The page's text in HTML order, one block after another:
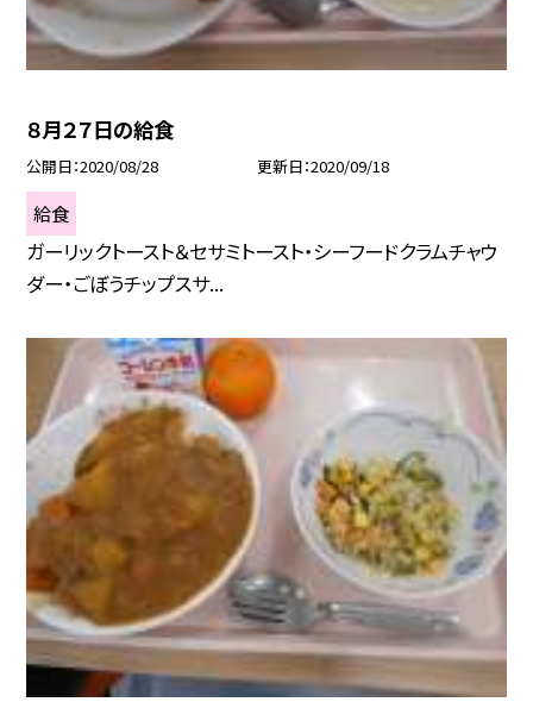
８月２７日の給食
公開日 2020/08/28 更新日 2020/09/18
給食
ガーリックトースト＆セサミトースト・シーフードクラムチャウ
ダー・ごぼうチップスサ...